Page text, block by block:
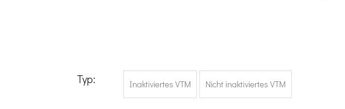
Typ:
Inaktiviertes VTM Nicht inaktiviertes VTM